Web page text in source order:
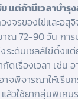
บ แต่ถ้ามีเวลาบำ
จรของไข่และอสุจิ
ณ 72-90 วัน การ
ระดับเซลล์ไข่ตั้งแต่
เรื่องเวลา เช่น
จพิจารณาให้เริ่มก
ล้วใช้ยากลุ่มพิเศษ